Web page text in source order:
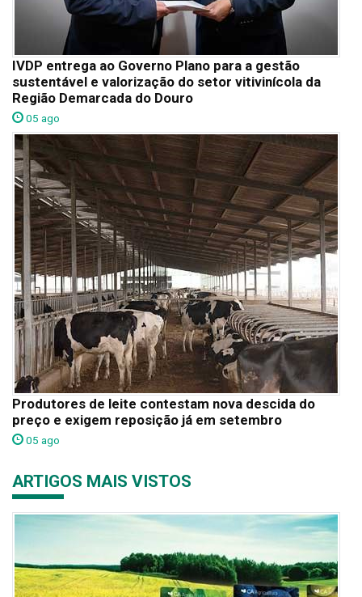
IVDP entrega ao Governo Plano para a gestão
sustentável e valorização do setor vitivinícola da
Região Demarcada do Douro
05 ago
Produtores de leite contestam nova descida do
preço e exigem reposição já em setembro
05 ago
ARTIGOS MAIS VISTOS